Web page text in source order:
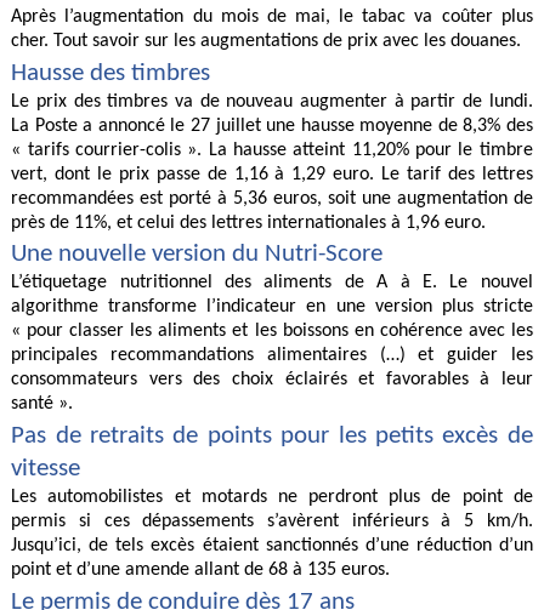
Après l’augmentation du mois de mai, le tabac va coûter plus
cher. Tout savoir sur les augmentations de prix avec les douanes.
Hausse des timbres
Le prix des timbres va de nouveau augmenter à partir de lundi.
La Poste a annoncé le 27 juillet une hausse moyenne de 8,3% des
« tarifs courrier-colis ». La hausse atteint 11,20% pour le timbre
vert, dont le prix passe de 1,16 à 1,29 euro. Le tarif des lettres
recommandées est porté à 5,36 euros, soit une augmentation de
près de 11%, et celui des lettres internationales à 1,96 euro.
Une nouvelle version du Nutri-Score
L’étiquetage nutritionnel des aliments de A à E. Le nouvel
algorithme transforme l’indicateur en une version plus stricte
« pour classer les aliments et les boissons en cohérence avec les
principales recommandations alimentaires (…) et guider les
consommateurs vers des choix éclairés et favorables à leur
santé ».
Pas de retraits de points pour les petits excès de
vitesse
Les automobilistes et motards ne perdront plus de point de
permis si ces dépassements s’avèrent inférieurs à 5 km/h.
Jusqu’ici, de tels excès étaient sanctionnés d’une réduction d’un
point et d’une amende allant de 68 à 135 euros.
Le permis de conduire dès 17 ans